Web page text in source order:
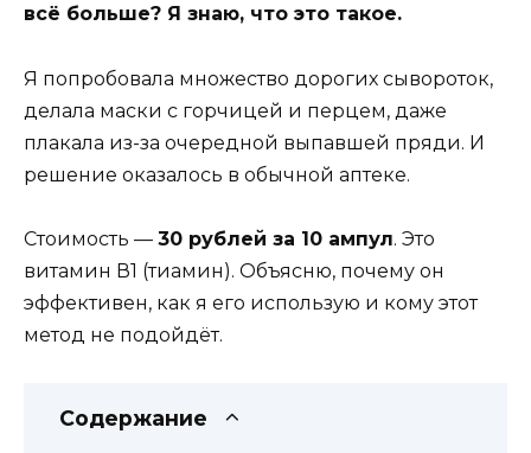
всё больше? Я знаю, что это такое.
Я попробовала множество дорогих сывороток,
делала маски с горчицей и перцем, даже
плакала из-за очередной выпавшей пряди. И
решение оказалось в обычной аптеке.
Стоимость — 30 рублей за 10 ампул. Это
витамин В1 (тиамин). Объясню, почему он
эффективен, как я его использую и кому этот
метод не подойдёт.
Содержание